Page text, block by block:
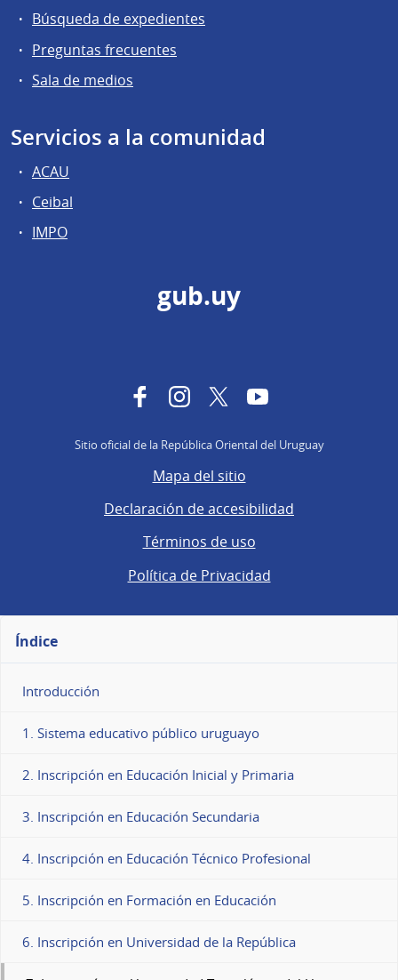
Búsqueda de expedientes
Preguntas frecuentes
Sala de medios
Servicios a la comunidad
ACAU
Ceibal
IMPO
gub.uy
FacebookInstagram
TwitterYouTube
Sitio oficial de la República Oriental del Uruguay
Mapa del sitio
Declaración de accesibilidad
Términos de uso
Política de Privacidad
Índice
Introducción
1. Sistema educativo público uruguayo
2. Inscripción en Educación Inicial y Primaria
3. Inscripción en Educación Secundaria
4. Inscripción en Educación Técnico Profesional
5. Inscripción en Formación en Educación
6. Inscripción en Universidad de la República